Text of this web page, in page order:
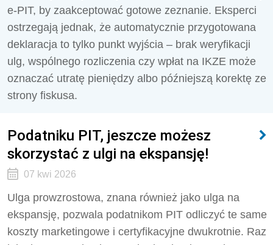
e-PIT, by zaakceptować gotowe zeznanie. Eksperci
ostrzegają jednak, że automatycznie przygotowana
deklaracja to tylko punkt wyjścia – brak weryfikacji
ulg, wspólnego rozliczenia czy wpłat na IKZE może
oznaczać utratę pieniędzy albo późniejszą korektę ze
strony fiskusa.
Podatniku PIT, jeszcze możesz
skorzystać z ulgi na ekspansję!
07 kwi 2026
Ulga prowzrostowa, znana również jako ulga na
ekspansję, pozwala podatnikom PIT odliczyć te same
koszty marketingowe i certyfikacyjne dwukrotnie. Raz